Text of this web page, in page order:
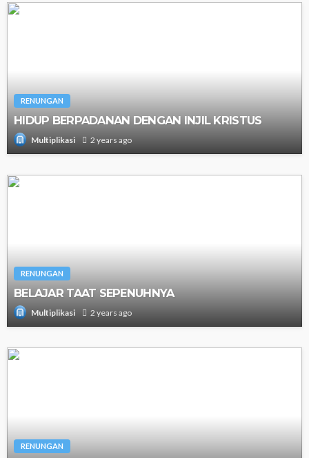
RENUNGAN
HIDUP BERPADANAN DENGAN INJIL KRISTUS
Multiplikasi 2 years ago
RENUNGAN
BELAJAR TAAT SEPENUHNYA
Multiplikasi 2 years ago
RENUNGAN